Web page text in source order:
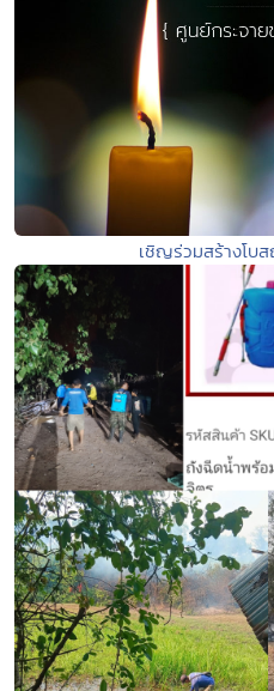
เชิญร่วมสร้างโบ